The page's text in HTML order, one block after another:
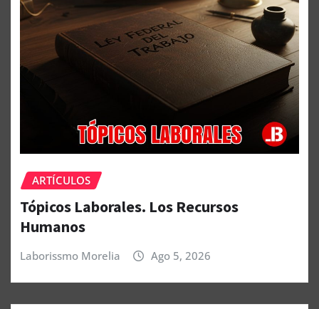
ARTÍCULOS
Tópicos Laborales. Los Recursos
Humanos
Laborissmo Morelia Ago 5, 2026